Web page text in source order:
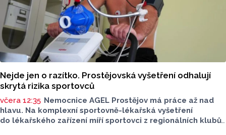
Nejde jen o razítko. Prostějovská vyšetření odhalují
skrytá rizika sportovců
včera 12:35 Nemocnice AGEL Prostějov má práce až nad
hlavu. Na komplexní sportovně-lékařská vyšetření
do lékařského zařízení míří sportovci z regionálních klubů,